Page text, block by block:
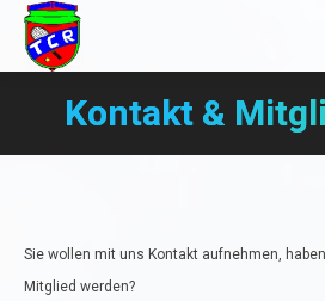
Kontakt &Sie befinden sich
Sie wollen mit uns Kontakt aufnehmen,
Mitglied werden?